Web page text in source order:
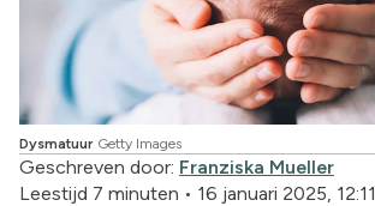
Dysmatuur Getty Images
Geschreven door: Franziska Mueller
Leestijd 7 minuten • 16 januari 2025, 12:11